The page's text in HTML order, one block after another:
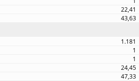
22,41
43,63
1.181
1
1
24,45
47,33